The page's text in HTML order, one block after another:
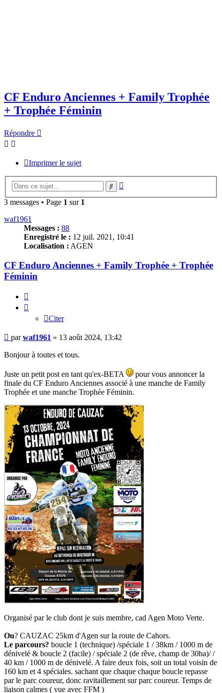
CF Enduro Anciennes + Family Trophée
+ Trophée Féminin
Répondre
Imprimer le sujet
Rechercher
3 messages • Page 1 sur 1
waf1961
Messages : 88
Enregistré le : 12 juil. 2021, 10:41
Localisation : AGEN
CF Enduro Anciennes + Family Trophée + Trophée
Féminin
Citer
Message
parwaf1961 » 13 août 2024, 13:42
Bonjour à toutes et tous.
Juste un petit post en tant qu'ex-BETA
pour vous annoncer la
finale du CF Enduro Anciennes associé à une manche de Family
Trophée et une manche Trophée Féminin.
Organisé par le club dont je suis membre, cad Agen Moto Verte.
Ou? CAUZAC 25km d'Agen sur la route de Cahors.
Le parcours? boucle 1 (technique) /spéciale 1 / 38km / 1000 m de
dénivelé & boucle 2 (facile) / spéciale 2 (de rêve, champ de 30ha)/ /
40 km / 1000 m de dénivelé. A faire deux fois, soit un total voisin de
160 km et 4 spéciales. sachant que chaque chaque boucle repasse
par le parc coureur, donc ravitaillement sur parc coureur. Temps de
liaison calmes ( vue avec FFM )